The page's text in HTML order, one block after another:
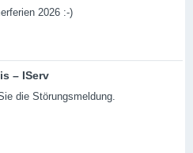
2026 :-)
– IServ
die Störungsmeldung.